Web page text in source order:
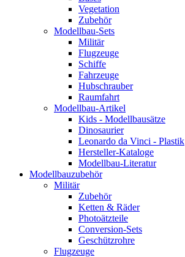
Vegetation
Zubehör
Modellbau-Sets
Militär
Flugzeuge
Schiffe
Fahrzeuge
Hubschrauber
Raumfahrt
Modellbau-Artikel
Kids - Modellbausätze
Dinosaurier
Leonardo da Vinci - Plastik
Hersteller-Kataloge
Modellbau-Literatur
Modellbauzubehör
Militär
Zubehör
Ketten & Räder
Photoätzteile
Conversion-Sets
Geschützrohre
Flugzeuge